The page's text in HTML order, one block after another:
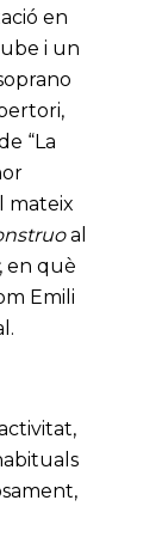
en
i un
“La
mateix
al
, en què
Emili